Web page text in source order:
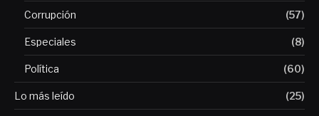
Corrupción (57)
Especiales (8)
Política (60)
Lo más leído (25)